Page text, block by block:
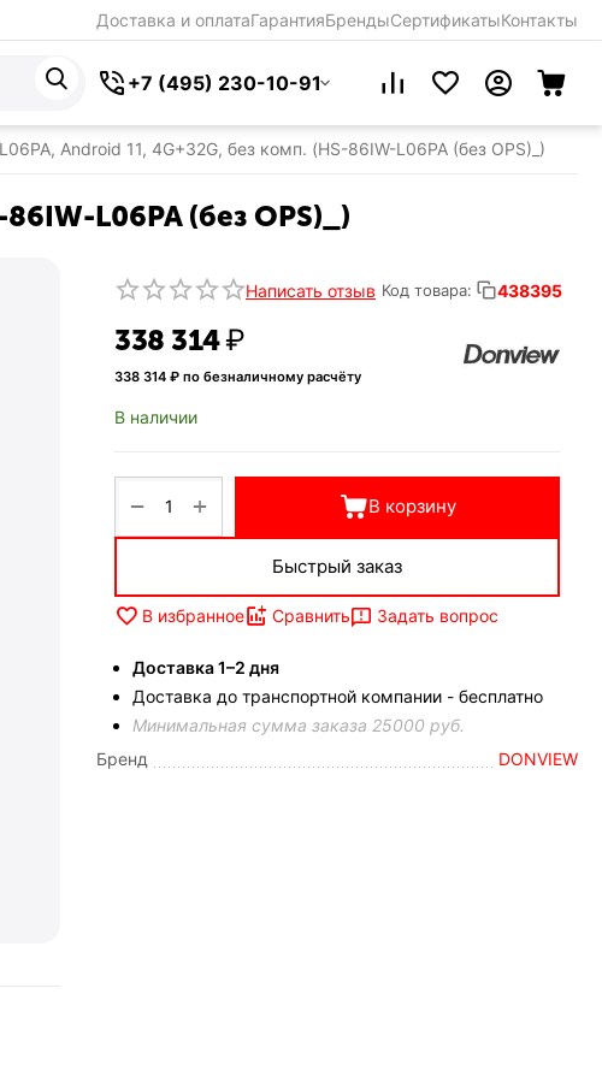
Доставка и оплатаГарантияБрендыСертификатыКонтакты
+7 (495) 230-10-91
Android 11, 4G+32G, без комп. (HS-86IW-L06PA (без OPS)_)
L06PA (без OPS)_)
Написать отзыв Код товара: 438395
338 314₽
338 314 ₽ по безналичному расчёту
В наличии
+
− В корзину
Быстрый заказ
В избранное Сравнить Задать вопрос
Доставка 1–2 дня
Доставка до транспортной компании - бесплатно
Минимальная сумма заказа 25000 руб.
Бренд
DONVIEW